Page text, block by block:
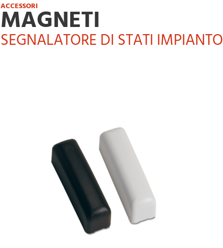
ACCESSORI
MAGNETI
SEGNALATORE DI STATI IMPIANTO